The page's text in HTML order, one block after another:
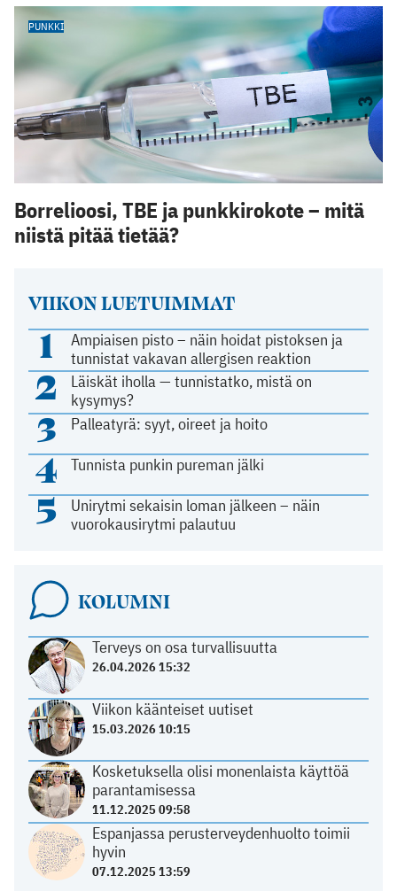
VIIKON LUETUIMMAT
1
Ampiaisen pisto – näin hoidat pistoksen ja
tunnistat vakavan allergisen reaktion
2
Läiskät iholla — tunnistatko, mistä on
kysymys?
3 Palleatyrä: syyt, oireet ja hoito
4 Tunnista punkin pureman jälki
5
Unirytmi sekaisin loman jälkeen – näin
vuorokausirytmi palautuu
KOLUMNI
Terveys on osa turvallisuutta
26.04.2026 15:32
Viikon käänteiset uutiset
15.03.2026 10:15
Kosketuksella olisi monenlaista käyttöä
parantamisessa
11.12.2025 09:58
Espanjassa perusterveydenhuolto toimii
hyvin
07.12.2025 13:59
PUNKKI
Borrelioosi, TBE ja punkkirokote – mitä
niistä pitää tietää?